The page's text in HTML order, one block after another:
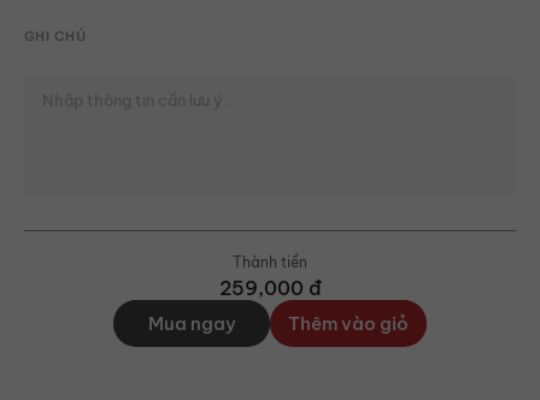
GHI CHÚ
Thành tiền
259,000 đ
Mua ngay Thêm vào giỏ